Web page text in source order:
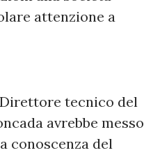
attenzione a
tecnico del
avrebbe messo
conoscenza del